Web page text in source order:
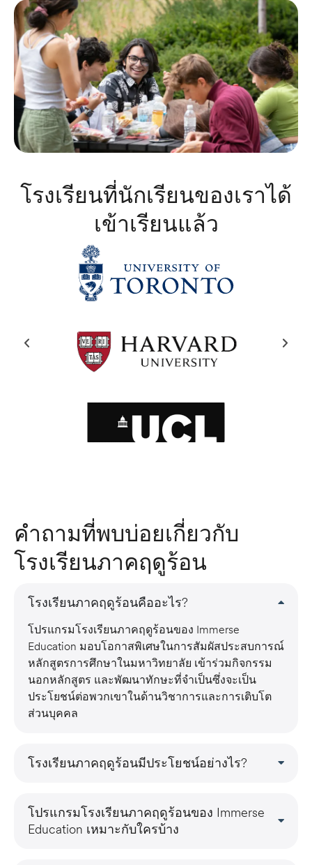
โรงเรียนที่นักเรียนของเราได้
เข้าเรียนแล้ว
คำถามที่พบบ่อยเกี่ยวกับ
โรงเรียนภาคฤดูร้อน
โรงเรียนภาคฤดูร้อนคืออะไร?
โปรแกรมโรงเรียนภาคฤดูร้อนของ Immerse
Education มอบโอกาสพิเศษในการสัมผัสประสบการณ์
หลักสูตรการศึกษาในมหาวิทยาลัย เข้าร่วมกิจกรรม
นอกหลักสูตร และพัฒนาทักษะที่จำเป็นซึ่งจะเป็น
ประโยชน์ต่อพวกเขาในด้านวิชาการและการเติบโต
ส่วนบุคคล
โรงเรียนภาคฤดูร้อนมีประโยชน์อย่างไร?
โปรแกรมโรงเรียนภาคฤดูร้อนของ Immerse
Education เหมาะกับใครบ้าง